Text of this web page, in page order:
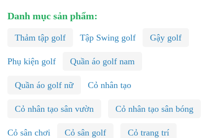
Danh mục sản phẩm:
Thảm tập golf Tập Swing golf Gậy golf
Phụ kiện golf Quần áo golf nam
Quần áo golf nữ Cỏ nhân tạo
Cỏ nhân tạo sân vườn Cỏ nhân tạo sân bóng
Cỏ sân chơi Cỏ sân golf Cỏ trang trí